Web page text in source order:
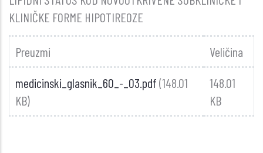
KLINIČKE FORME HIPOTIREOZE
Preuzmi Veličina
medicinski_glasnik_60_-_03.pdf(148.01
KB)
148.01
KB